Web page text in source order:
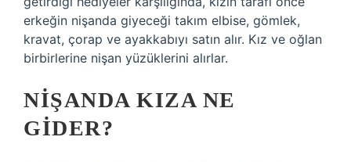
erkeğin nişanda giyeceği takım elbise, gömlek,
kravat, çorap ve ayakkabıyı satın alır. Kız ve oğlan
birbirlerine nişan yüzüklerini alırlar.
NIŞANDA KIZA NE
GIDER?